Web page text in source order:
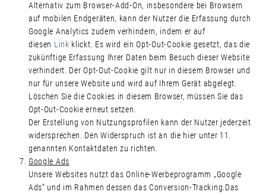
Alternativ zum Browser-Add-On, insbesondere bei Browsern
auf mobilen Endgeräten, kann der Nutzer die Erfassung durch
Google Analytics zudem verhindern, indem er auf
diesen Link klickt. Es wird ein Opt-Out-Cookie gesetzt, das die
zukünftige Erfassung Ihrer Daten beim Besuch dieser Website
verhindert. Der Opt-Out-Cookie gilt nur in diesem Browser und
nur für unsere Website und wird auf Ihrem Gerät abgelegt.
Löschen Sie die Cookies in diesem Browser, müssen Sie das
Opt-Out-Cookie erneut setzen.
Der Erstellung von Nutzungsprofilen kann der Nutzer jederzeit
widersprechen. Den Widerspruch ist an die hier unter 11.
genannten Kontaktdaten zu richten.
Google Ads
Unsere Websites nutzt das Online-Werbeprogramm „Google
Ads“ und im Rahmen dessen das Conversion-Tracking.Das